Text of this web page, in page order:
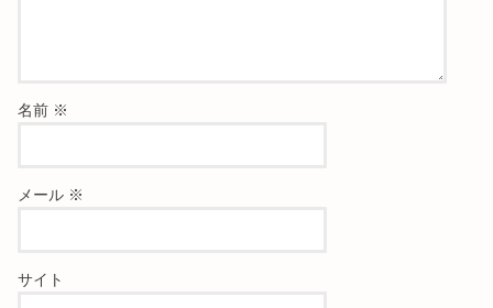
名前 ※
メール ※
サイト